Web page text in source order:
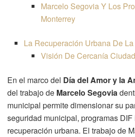
Marcelo Segovia Y Los
Monterrey
La Recuperación Urbana De
Visión De Cercanía
En el marco del Día del Amor y la
del trabajo de Marcelo Segovia
municipal permite dimensionar su
seguridad municipal, programas DIF
recuperación urbana. El trabajo de